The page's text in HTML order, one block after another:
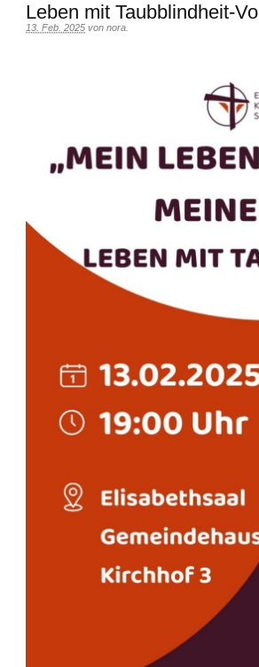
Leben mit Taubblindheit-
13. Feb. 2025 von nora